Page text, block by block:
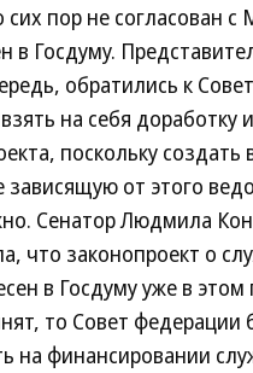
сих пор не согласован
в Госдуму.
обратились к
на себя доработку
поскольку
зависящую от этого
Сенатор Людмила
что законопроект о
в Госдуму уже в этом
то Совет федерации
на финансировании